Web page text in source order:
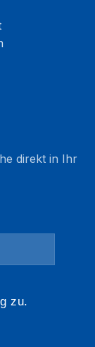
direkt in Ihr